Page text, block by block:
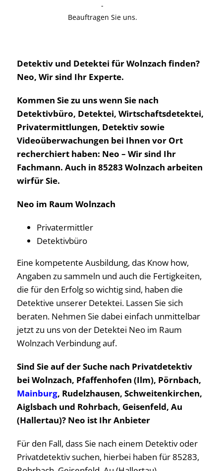
-
Beauftragen Sie uns.
Detektiv und Detektei für Wolnzach finden?
Neo, Wir sind Ihr Experte.
Kommen Sie zu uns wenn Sie nach
Detektivbüro, Detektei, Wirtschaftsdetektei,
Privatermittlungen, Detektiv sowie
Videoüberwachungen bei Ihnen vor Ort
recherchiert haben: Neo – Wir sind Ihr
Fachmann. Auch in 85283 Wolnzach arbeiten
wirfür Sie.
Neo im Raum Wolnzach
Privatermittler
Detektivbüro
Eine kompetente Ausbildung, das Know how,
Angaben zu sammeln und auch die Fertigkeiten,
die für den Erfolg so wichtig sind, haben die
Detektive unserer Detektei. Lassen Sie sich
beraten. Nehmen Sie dabei einfach unmittelbar
jetzt zu uns von der Detektei Neo im Raum
Wolnzach Verbindung auf.
Sind Sie auf der Suche nach Privatdetektiv
bei Wolnzach, Pfaffenhofen (Ilm), Pörnbach,
Mainburg, Rudelzhausen, Schweitenkirchen,
Aiglsbach und Rohrbach, Geisenfeld, Au
(Hallertau)? Neo ist Ihr Anbieter
Für den Fall, dass Sie nach einem Detektiv oder
Privatdetektiv suchen, hierbei haben für 85283,